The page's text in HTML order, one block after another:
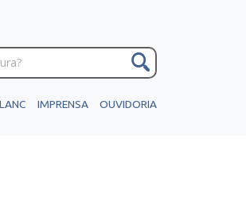
IMPRENSA OUVIDORIA